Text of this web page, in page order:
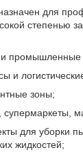
для
степенью
и промышленные
и
зоны;
для уборки
жидкостей;